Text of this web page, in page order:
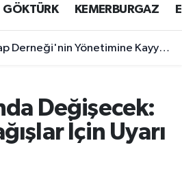
GÖKTÜRK KEMERBURGAZ
Yönetimine Kayyum Atandı
Değişecek:
İçin Uyarı
Yoğunluk Haritası
ve Fikstür